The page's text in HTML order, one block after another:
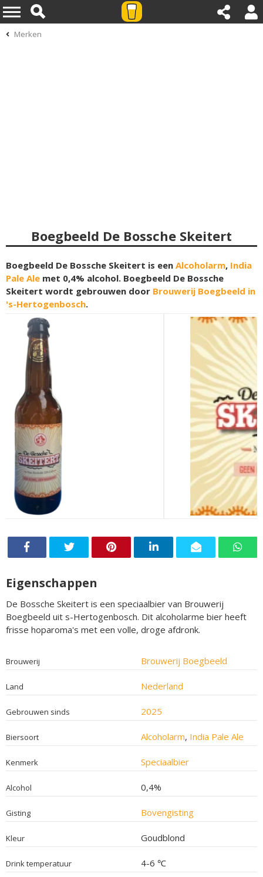
Merken
Boegbeeld De Bossche Skeitert
Boegbeeld De Bossche Skeitert is een Alcoholarm, India
Pale Ale met 0,4% alcohol. Boegbeeld De Bossche
Skeitert wordt gebrouwen door Brouwerij Boegbeeld in
's-Hertogenbosch.
Eigenschappen
De Bossche Skeitert is een speciaalbier van Brouwerij
Boegbeeld uit s-Hertogenbosch. Dit alcoholarme bier heeft
frisse hoparoma's met een volle, droge afdronk.
Brouwerij Brouwerij Boegbeeld
Land Nederland
Gebrouwen sinds 2025
Biersoort Alcoholarm, India Pale Ale
Kenmerk Speciaalbier
Alcohol 0,4%
Gisting Bovengisting
Kleur Goudblond
Drink temperatuur 4-6 ℃